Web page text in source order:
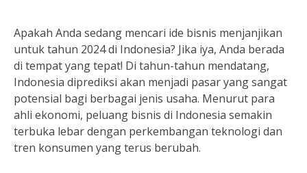
Apakah Anda sedang mencari ide bisnis menjanjikan
untuk tahun 2024 di Indonesia? Jika iya, Anda berada
di tempat yang tepat! Di tahun-tahun mendatang,
Indonesia diprediksi akan menjadi pasar yang sangat
potensial bagi berbagai jenis usaha. Menurut para
ahli ekonomi, peluang bisnis di Indonesia semakin
terbuka lebar dengan perkembangan teknologi dan
tren konsumen yang terus berubah.